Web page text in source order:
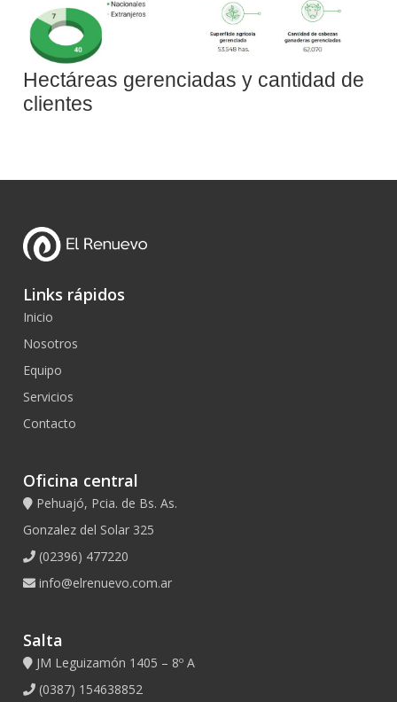
Hectáreas gerenciadas y cantidad de
clientes
Links rápidos
Inicio
Nosotros
Equipo
Servicios
Contacto
Oficina central
Pehuajó, Pcia. de Bs. As.
Gonzalez del Solar 325
(02396) 477220
info@elrenuevo.com.ar
Salta
JM Leguizamón 1405 – 8º A
(0387) 154638852